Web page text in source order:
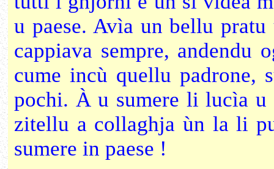
u paese. Avìa un bellu
cappiava sempre, andendu
cume incù quellu padrone,
pochi. À u sumere li lucìa u
zitellu a collaghja ùn la li
sumere in paese !